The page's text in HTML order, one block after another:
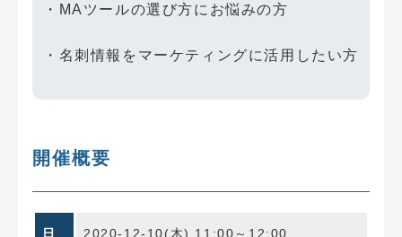
・MAツールの選び方にお悩みの方
・名刺情報をマーケティングに活用したい方
開催概要
日
2020-12-10(木) 11:00～12:00